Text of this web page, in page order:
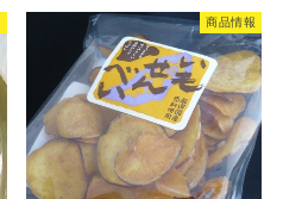
商品情報